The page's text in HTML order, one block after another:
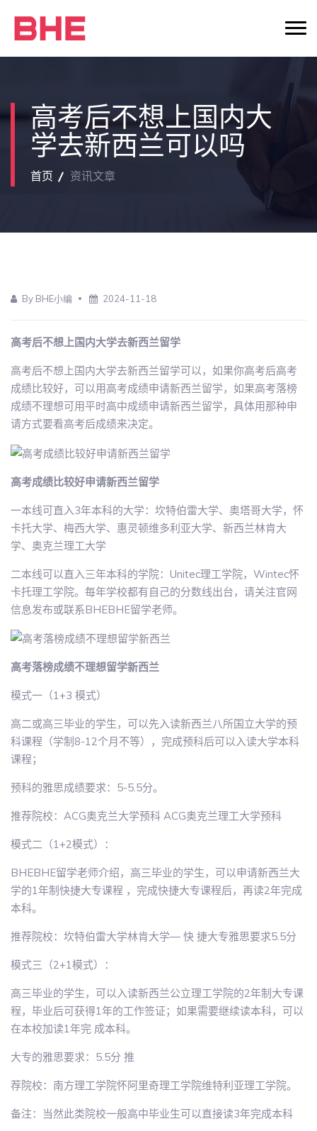
高考后不想上国内大
学去新西兰可以吗
首页 资讯文章
By BHE小编 2024-11-18
高考后不想上国内大学去新西兰留学
高考后不想上国内大学去新西兰留学可以，如果你高考后高考
成绩比较好，可以用高考成绩申请新西兰留学，如果高考落榜
成绩不理想可用平时高中成绩申请新西兰留学，具体用那种申
请方式要看高考后成绩来决定。
高考成绩比较好申请新西兰留学
一本线可直入3年本科的大学：坎特伯雷大学、奥塔哥大学，怀
卡托大学、梅西大学、惠灵顿维多利亚大学、新西兰林肯大
学、奥克兰理工大学
二本线可以直入三年本科的学院：Unitec理工学院，Wintec怀
卡托理工学院。每年学校都有自己的分数线出台，请关注官网
信息发布或联系BHEBHE留学老师。
高考落榜成绩不理想留学新西兰
模式一（1+3 模式）
高二或高三毕业的学生，可以先入读新西兰八所国立大学的预
科课程（学制8-12个月不等），完成预科后可以入读大学本科
课程；
预科的雅思成绩要求：5-5.5分。
推荐院校：ACG奥克兰大学预科 ACG奥克兰理工大学预科
模式二（1+2模式）：
BHEBHE留学老师介绍，高三毕业的学生，可以申请新西兰大
学的1年制快捷大专课程 ，完成快捷大专课程后，再读2年完成
本科。
推荐院校：坎特伯雷大学林肯大学― 快 捷大专雅思要求5.5分
模式三（2+1模式）：
高三毕业的学生，可以入读新西兰公立理工学院的2年制大专课
程，毕业后可获得1年的工作签证；如果需要继续读本科，可以
在本校加读1年完 成本科。
大专的雅思要求：5.5分 推
荐院校：南方理工学院怀阿里奇理工学院维特利亚理工学院。
备注：当然此类院校一般高中毕业生可以直接读3年完成本科